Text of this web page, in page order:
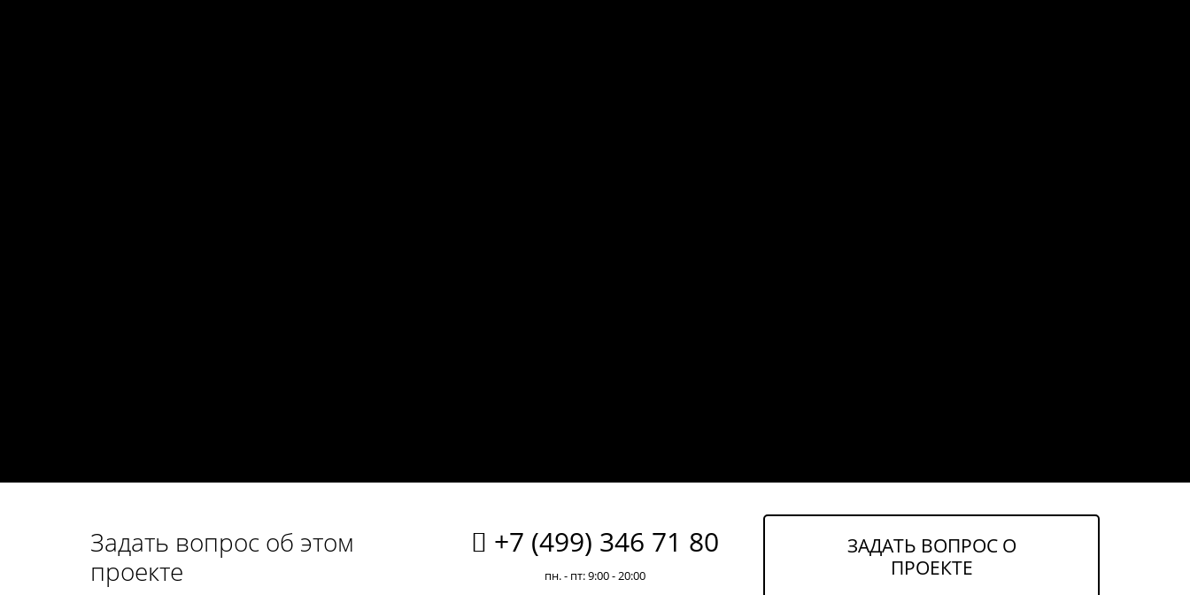
Задать вопрос об этом
проекте
+7 (499) 346 71 80
пн. - пт: 9:00 - 20:00
ЗАДАТЬ ВОПРОС О
ПРОЕКТЕ